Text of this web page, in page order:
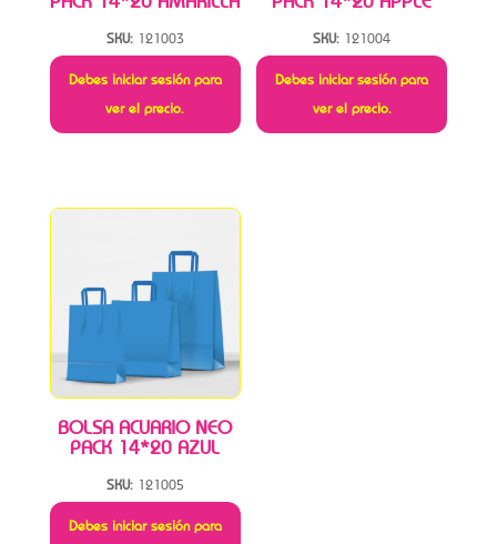
SKU: 121003
Debes iniciar sesión para
ver el precio.
SKU: 121004
Debes iniciar sesión para
ver el precio.
BOLSA ACUARIO NEO
PACK 14*20 AZUL
SKU: 121005
Debes iniciar sesión para